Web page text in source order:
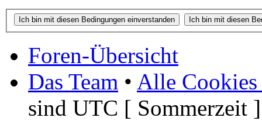
Foren-Übersicht
Das Team • Alle Cookies
sind UTC [ Sommerzeit ]